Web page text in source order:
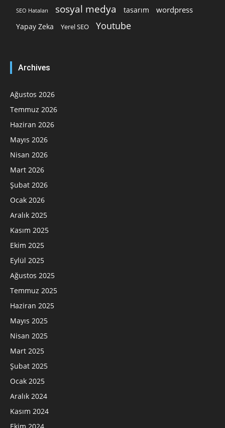
SEO Hataları sosyal medya tasarım wordpress
Yapay Zeka Yerel SEO Youtube
Archives
Ağustos 2026
Temmuz 2026
Haziran 2026
Mayıs 2026
Nisan 2026
Mart 2026
Şubat 2026
Ocak 2026
Aralık 2025
Kasım 2025
Ekim 2025
Eylül 2025
Ağustos 2025
Temmuz 2025
Haziran 2025
Mayıs 2025
Nisan 2025
Mart 2025
Şubat 2025
Ocak 2025
Aralık 2024
Kasım 2024